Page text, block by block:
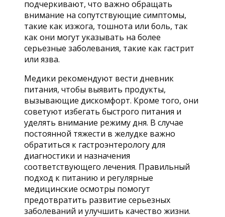
подчеркивают, что важно обращать
внимание на сопутствующие симптомы,
такие как изжога, тошнота или боль, так
как они могут указывать на более
серьезные заболевания, такие как гастрит
или язва.
Медики рекомендуют вести дневник
питания, чтобы выявить продукты,
вызывающие дискомфорт. Кроме того, они
советуют избегать быстрого питания и
уделять внимание режиму дня. В случае
постоянной тяжести в желудке важно
обратиться к гастроэнтерологу для
диагностики и назначения
соответствующего лечения. Правильный
подход к питанию и регулярные
медицинские осмотры помогут
предотвратить развитие серьезных
заболеваний и улучшить качество жизни.